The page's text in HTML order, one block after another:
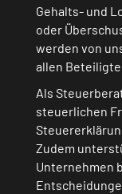
Gehalts- und
oder
werden von
allen
Als
steuerlichen
Zudem
Unternehmen